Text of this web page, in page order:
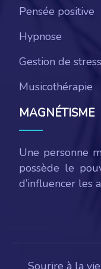
Pensée positive
Hypnose
Gestion de stress
Musicothérapie
MAGNÉTISME
Une personne
possède le
d’influencer les
Sourire à la